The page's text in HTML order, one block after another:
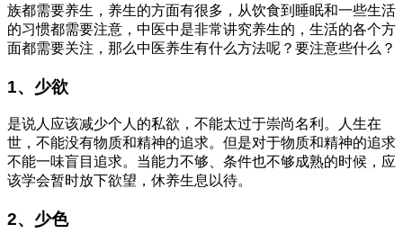
族都需要养生，养生的方面有很多，从饮食到睡眠和一些生活
的习惯都需要注意，中医中是非常讲究养生的，生活的各个方
面都需要关注，那么中医养生有什么方法呢？要注意些什么？
1、少欲
是说人应该减少个人的私欲，不能太过于崇尚名利。人生在
世，不能没有物质和精神的追求。但是对于物质和精神的追求
不能一味盲目追求。当能力不够、条件也不够成熟的时候，应
该学会暂时放下欲望，休养生息以待。
2、少色